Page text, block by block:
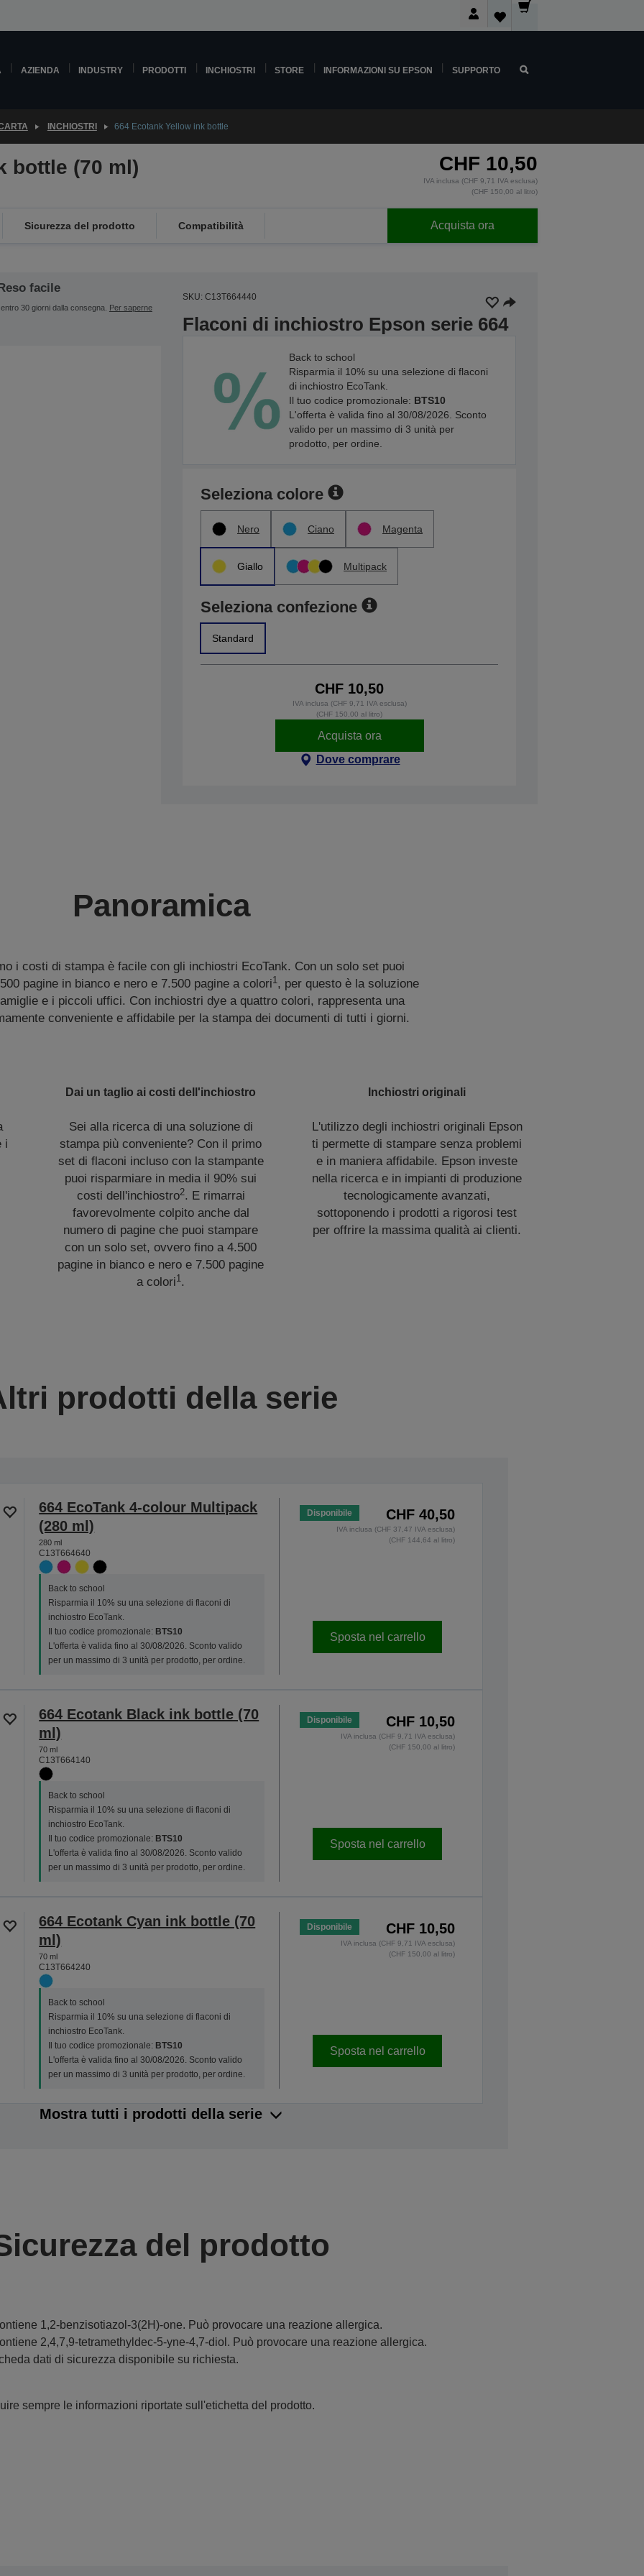
AZIENDA INDUSTRY PRODOTTI INCHIOSTRI STORE INFORMAZIONI SU EPSON SUPPORTO
INCHIOSTRI 664 Ecotank Yellow ink bottle
bottle (70 ml) CHF 10,50
IVA inclusa (CHF 9,71 IVA esclusa)
(CHF 150,00 al litro)
Sicurezza del prodotto Compatibilità Acquista ora
facile
30 giorni dalla consegna. Per saperne
SKU: C13T664440
Flaconi di inchiostro Epson serie 664
Back to school
Risparmia il 10% su una selezione di flaconi
di inchiostro EcoTank.
Il tuo codice promozionale: BTS10
L'offerta è valida fino al 30/08/2026. Sconto
valido per un massimo di 3 unità per
prodotto, per ordine.
Seleziona colore
Nero Ciano Magenta
Giallo Multipack
Seleziona confezione
Standard
CHF 10,50
IVA inclusa (CHF 9,71 IVA esclusa)
(CHF 150,00 al litro)
Acquista ora
Dove comprare
Panoramica
i costi di stampa è facile con gli inchiostri EcoTank. Con un solo set puoi
pagine in bianco e nero e 7.500 pagine a colori1 , per questo è la soluzione
e i piccoli uffici. Con inchiostri dye a quattro colori, rappresenta una
conveniente e affidabile per la stampa dei documenti di tutti i giorni.
i
Dai un taglio ai costi dell'inchiostro
Sei alla ricerca di una soluzione di
stampa più conveniente? Con il primo
set di flaconi incluso con la stampante
puoi risparmiare in media il 90% sui
costi dell'inchiostro2. E rimarrai
favorevolmente colpito anche dal
numero di pagine che puoi stampare
con un solo set, ovvero fino a 4.500
pagine in bianco e nero e 7.500 pagine
a colori1 .
Inchiostri originali
L'utilizzo degli inchiostri originali Epson
ti permette di stampare senza problemi
e in maniera affidabile. Epson investe
nella ricerca e in impianti di produzione
tecnologicamente avanzati,
sottoponendo i prodotti a rigorosi test
per offrire la massima qualità ai clienti.
prodotti della serie
664 EcoTank 4-colour Multipack
(280 ml)
280 ml
C13T664640
Back to school
Risparmia il 10% su una selezione di flaconi di
inchiostro EcoTank.
Il tuo codice promozionale: BTS10
L'offerta è valida fino al 30/08/2026. Sconto valido
per un massimo di 3 unità per prodotto, per ordine.
Disponibile CHF 40,50
IVA inclusa (CHF 37,47 IVA esclusa)
(CHF 144,64 al litro)
Sposta nel carrello
664 Ecotank Black ink bottle (70
ml)
70 ml
C13T664140
Back to school
Risparmia il 10% su una selezione di flaconi di
inchiostro EcoTank.
Il tuo codice promozionale: BTS10
L'offerta è valida fino al 30/08/2026. Sconto valido
per un massimo di 3 unità per prodotto, per ordine.
Disponibile CHF 10,50
IVA inclusa (CHF 9,71 IVA esclusa)
(CHF 150,00 al litro)
Sposta nel carrello
664 Ecotank Cyan ink bottle (70
ml)
70 ml
C13T664240
Back to school
Risparmia il 10% su una selezione di flaconi di
inchiostro EcoTank.
Il tuo codice promozionale: BTS10
L'offerta è valida fino al 30/08/2026. Sconto valido
per un massimo di 3 unità per prodotto, per ordine.
Disponibile CHF 10,50
IVA inclusa (CHF 9,71 IVA esclusa)
(CHF 150,00 al litro)
Sposta nel carrello
Mostra tutti i prodotti della serie
del prodotto
1,2-benzisotiazol-3(2H)-one. Può provocare una reazione allergica.
2,4,7,9-tetramethyldec-5-yne-4,7-diol. Può provocare una reazione allergica.
dati di sicurezza disponibile su richiesta.
sempre le informazioni riportate sull'etichetta del prodotto.